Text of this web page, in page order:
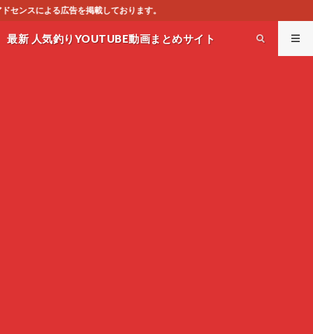
す。
最新 人気釣りYOUTUBE動画まとめサイト